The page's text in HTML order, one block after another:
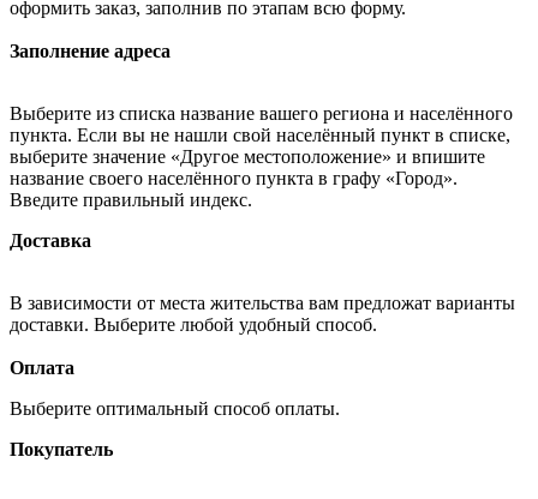
оформить заказ, заполнив по этапам всю форму.
Заполнение адреса
Выберите из списка название вашего региона и населённого
пункта. Если вы не нашли свой населённый пункт в списке,
выберите значение «Другое местоположение» и впишите
название своего населённого пункта в графу «Город».
Введите правильный индекс.
Доставка
В зависимости от места жительства вам предложат варианты
доставки. Выберите любой удобный способ.
Оплата
Выберите оптимальный способ оплаты.
Покупатель